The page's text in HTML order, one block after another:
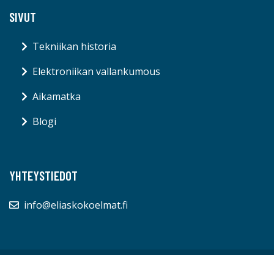
SIVUT
Tekniikan historia
Elektroniikan vallankumous
Aikamatka
Blogi
YHTEYSTIEDOT
info@eliaskokoelmat.fi